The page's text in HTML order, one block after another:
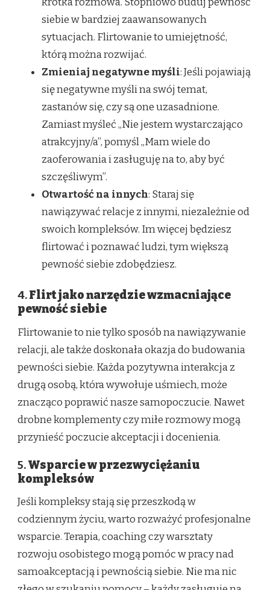
siebie w bardziej zaawansowanych
sytuacjach. Flirtowanie to umiejętność,
którą można rozwijać.
Zmieniaj negatywne myśli: Jeśli pojawiają
się negatywne myśli na swój temat,
zastanów się, czy są one uzasadnione.
Zamiast myśleć „Nie jestem wystarczająco
atrakcyjny/a”, pomyśl „Mam wiele do
zaoferowania i zasługuję na to, aby być
szczęśliwym”.
Otwartość na innych: Staraj się
nawiązywać relacje z innymi, niezależnie od
swoich kompleksów. Im więcej będziesz
flirtować i poznawać ludzi, tym większą
pewność siebie zdobędziesz.
4.Flirt jako narzędzie wzmacniające
pewność siebie
Flirtowanie to nie tylko sposób na nawiązywanie
relacji, ale także doskonała okazja do budowania
pewności siebie. Każda pozytywna interakcja z
drugą osobą, która wywołuje uśmiech, może
znacząco poprawić nasze samopoczucie. Nawet
drobne komplementy czy miłe rozmowy mogą
przynieść poczucie akceptacji i docenienia.
5.Wsparcie w przezwyciężaniu
kompleksów
Jeśli kompleksy stają się przeszkodą w
codziennym życiu, warto rozważyć profesjonalne
wsparcie. Terapia, coaching czy warsztaty
rozwoju osobistego mogą pomóc w pracy nad
samoakceptacją i pewnością siebie. Nie ma nic